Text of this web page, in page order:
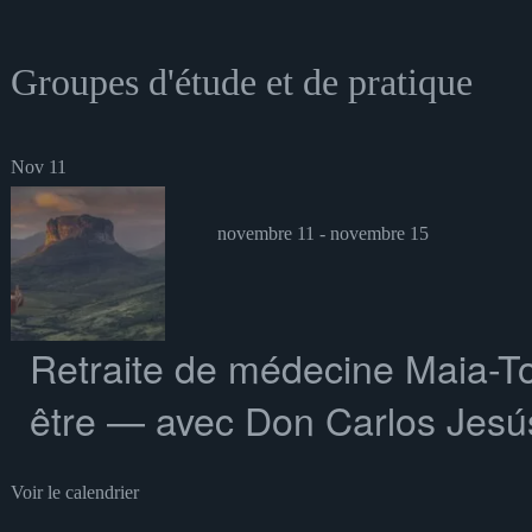
Groupes d'étude et de pratique
Nov 11
novembre 11 - novembre 15
Retraite de médecine Maia-
être — avec Don Carlos
Voir le calendrier